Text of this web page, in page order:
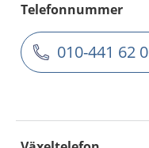
Telefonnummer
010-441 62